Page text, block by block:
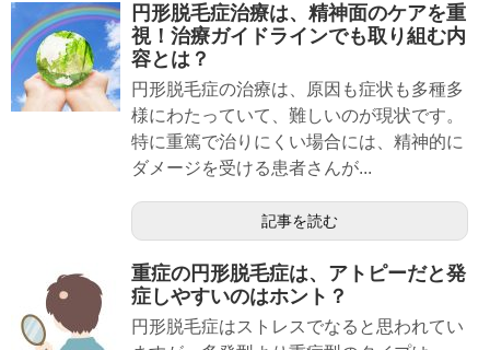
円形脱毛症治療は、精神面のケアを重
視！治療ガイドラインでも取り組む内
容とは？
円形脱毛症の治療は、原因も症状も多種多
様にわたっていて、難しいのが現状です。
特に重篤で治りにくい場合には、精神的に
ダメージを受ける患者さんが...
記事を読む
重症の円形脱毛症は、アトピーだと発
症しやすいのはホント？
円形脱毛症はストレスでなると思われてい